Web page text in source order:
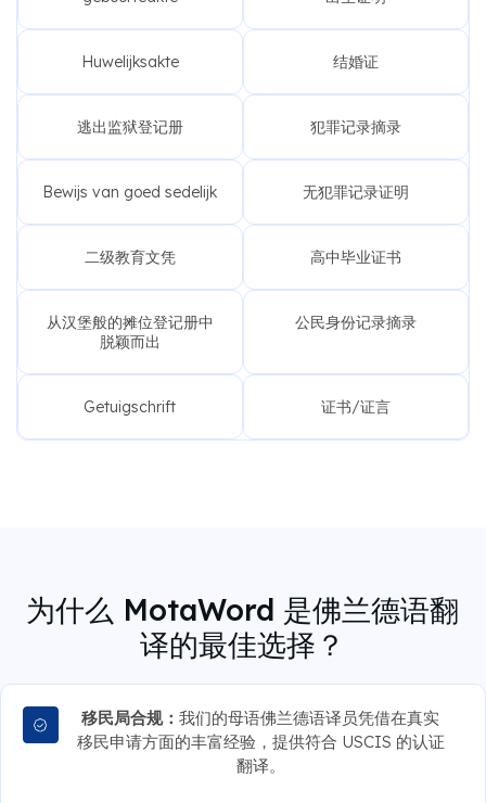
Huwelijksakte 结婚证
逃出监狱登记册 犯罪记录摘录
Bewijs van goed sedelijk 无犯罪记录证明
二级教育文凭 高中毕业证书
从汉堡般的摊位登记册中
脱颖而出
公民身份记录摘录
Getuigschrift 证书/证言
为什么 MotaWord 是佛兰德语翻
译的最佳选择？
移民局合规：我们的母语佛兰德语译员凭借在真实
移民申请方面的丰富经验，提供符合 USCIS 的认证
翻译。